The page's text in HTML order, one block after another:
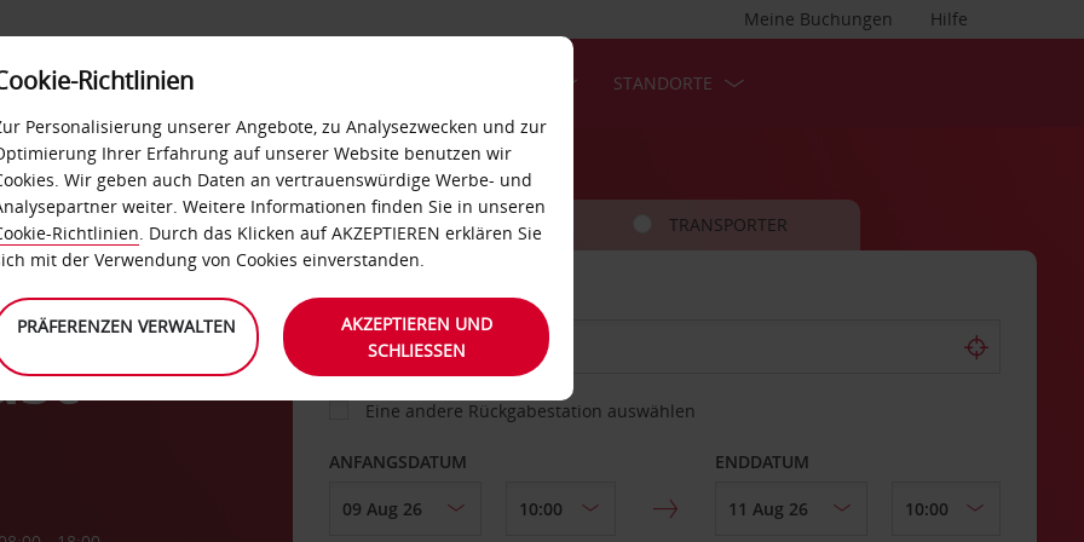
Hilfe
Meine Buchungen
SELF-SERVICES STANDORTE
FAHRZEUG TRANSPORTER
ABHOLEN VON
Eine andere Rückgabestation auswählen
ANFANGSDATUM ENDDATUM
Richtlinien
Personalisierung unserer Angebote, zu Analysezwecken und zur
Ihrer Erfahrung auf unserer Website benutzen wir
Wir geben auch Daten an vertrauenswürdige Werbe- und
weiter. Weitere Informationen finden Sie in unseren
Richtlinien. Durch das Klicken auf AKZEPTIEREN erklären Sie
mit der Verwendung von Cookies einverstanden.
PRÄFERENZEN VERWALTEN
AKZEPTIEREN UND
SCHLIESSEN